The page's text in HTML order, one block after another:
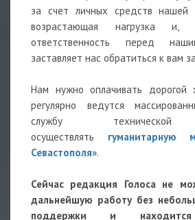
за счет личных средств нашей
возрастающая нагрузка и,
ответственность перед
заставляет нас обратиться к вам
Нам нужно оплачивать дорогой
регулярно ведутся
службу технической
осуществлять гуманитарную
Севастополя».
Сейчас редакция Голоса не
дальнейшую работу без
поддержки и